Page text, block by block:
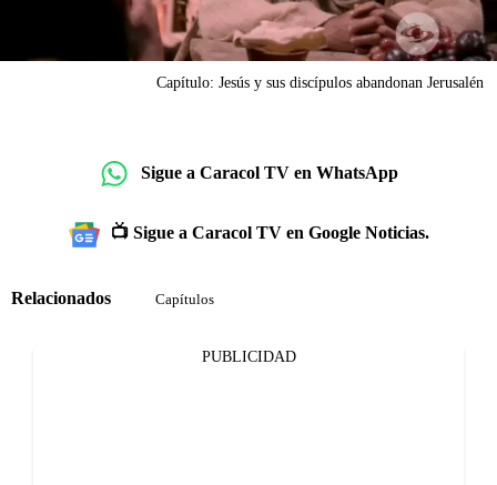
Capítulo: Jesús y sus discípulos abandonan Jerusalén
Sigue a Caracol TV en WhatsApp
📺 Sigue a Caracol TV en Google Noticias.
Relacionados Capítulos
PUBLICIDAD